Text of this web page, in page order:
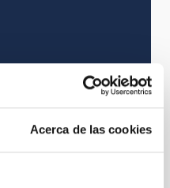
Acerca de las cookies